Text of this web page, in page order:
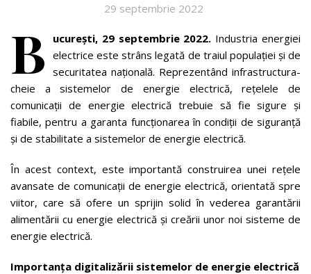
29 septembrie 2022
B ucurești, 29 septembrie 2022. Industria energiei
electrice este strâns legată de traiul populației și de
securitatea națională. Reprezentând infrastructura-
cheie a sistemelor de energie electrică, rețelele de
comunicații de energie electrică trebuie să fie sigure și
fiabile, pentru a garanta funcționarea în condiții de siguranță
și de stabilitate a sistemelor de energie electrică.
În acest context, este importantă construirea unei rețele
avansate de comunicații de energie electrică, orientată spre
viitor, care să ofere un sprijin solid în vederea garantării
alimentării cu energie electrică și creării unor noi sisteme de
energie electrică.
Importanța digitalizării sistemelor de energie electrică